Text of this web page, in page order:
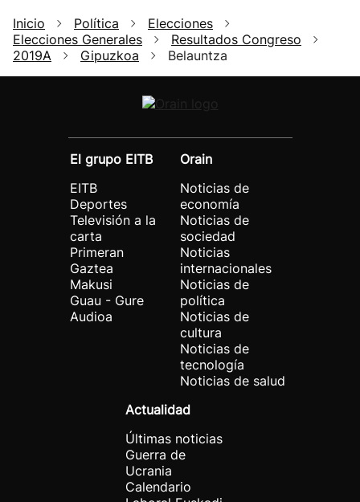
Inicio Política
Elecciones
Elecciones Generales
Resultados Congreso
2019A
Gipuzkoa Belauntza
El grupo EITB
EITB
Deportes
Televisión a la
carta
Primeran
Gaztea
Makusi
Guau - Gure
Audioa
Orain
Noticias de
economía
Noticias de
sociedad
Noticias
internacionales
Noticias de
política
Noticias de
cultura
Noticias de
tecnología
Noticias de salud
Actualidad
Últimas noticias
Guerra de
Ucrania
Calendario